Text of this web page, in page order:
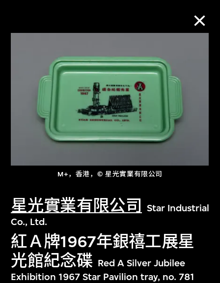
M+，香港，© 星光實業有限公司
星光實業有限公司
Star Industrial
Co., Ltd.
紅Ａ牌1967年銀禧工展星
光館紀念碟 Red A Silver Jubilee
Exhibition 1967 Star Pavilion tray, no. 781
M+藏品
进一步筛选
文化藏品。